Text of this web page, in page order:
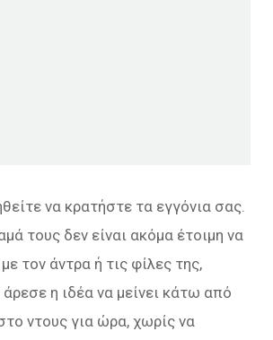
να κρατήστε τα εγγόνια σας.
τους δεν είναι ακόμα έτοιμη να
τον άντρα ή τις φίλες της,
η ιδέα να μείνει κάτω από
ντους για ώρα, χωρίς να